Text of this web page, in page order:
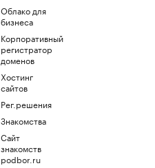
Облако для
бизнеса
Корпоративный
регистратор
доменов
Хостинг
сайтов
Рег.решения
Знакомства
Сайт
знакомств
podbor.ru